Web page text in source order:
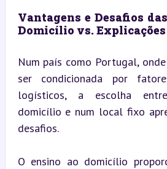
Vantagens e Desafios
Domicílio vs.
Num país como Portugal,
ser condicionada por
logísticos, a escolha
domicílio e num local fixo
desafios.
O ensino ao domicílio